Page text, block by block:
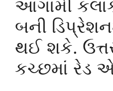
આગામી
બની
થઈ શકે.
કચ્છમાં રેડ